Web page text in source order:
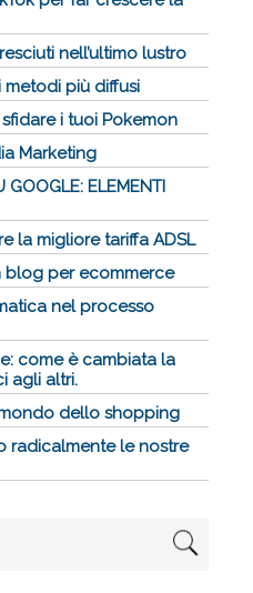
nell’ultimo lustro
metodi più diffusi
i tuoi Pokemon
Marketing
GOOGLE: ELEMENTI
la migliore tariffa ADSL
blog per ecommerce
nel processo
come è cambiata la
agli altri.
dello shopping
radicalmente le nostre